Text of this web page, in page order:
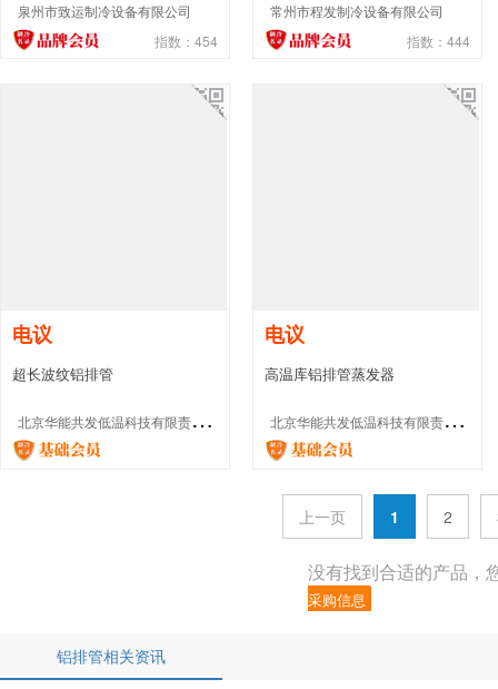
泉州市致运制冷设备有限公司
指数：454
常州市程发制冷设备有限公司
指数：444
电议
超长波纹铝排管
北
京华能共发低温科技有限责任公司
电议
高温库铝排管蒸发器
北
京华能共发低温科技有限责任公司
上一页 1 2
没有找到合适的产品，
采购信息
铝排管相关资讯